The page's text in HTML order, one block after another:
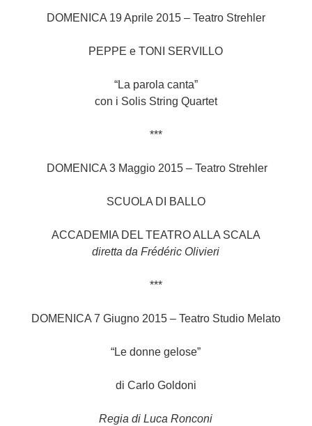
DOMENICA 19 Aprile 2015 – Teatro Strehler
PEPPE e TONI SERVILLO
“La parola canta”
con i Solis String Quartet
***
DOMENICA 3 Maggio 2015 – Teatro Strehler
SCUOLA DI BALLO
ACCADEMIA DEL TEATRO ALLA SCALA
diretta da Frédéric Olivieri
***
DOMENICA 7 Giugno 2015 – Teatro Studio Melato
“Le donne gelose”
di Carlo Goldoni
Regia di Luca Ronconi